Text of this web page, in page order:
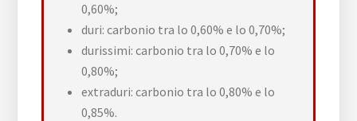
0,60%;
duri: carbonio tra lo 0,60% e lo 0,70%;
durissimi: carbonio tra lo 0,70% e lo
0,80%;
extraduri: carbonio tra lo 0,80% e lo
0,85%.